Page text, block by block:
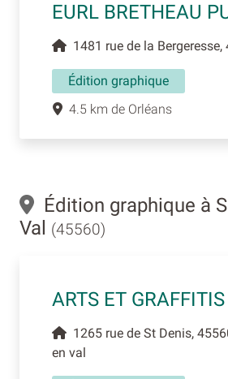
EURL BRETHEAU
1481 rue de la Bergeresse,
Édition graphique
4.5 km de Orléans
Édition graphique à
Val
(45560)
ARTS ET GRAFFITIS
1265 rue de St Denis,
en val